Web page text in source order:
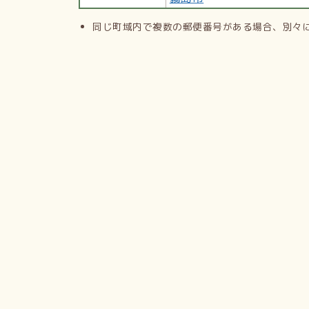
同じ町域内で複数の郵便番号がある場合、別々